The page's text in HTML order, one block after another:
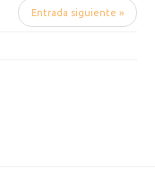
Entrada siguiente »